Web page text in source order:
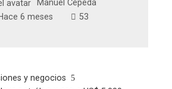
Manuel Cepeda
6 meses
53
y negocios